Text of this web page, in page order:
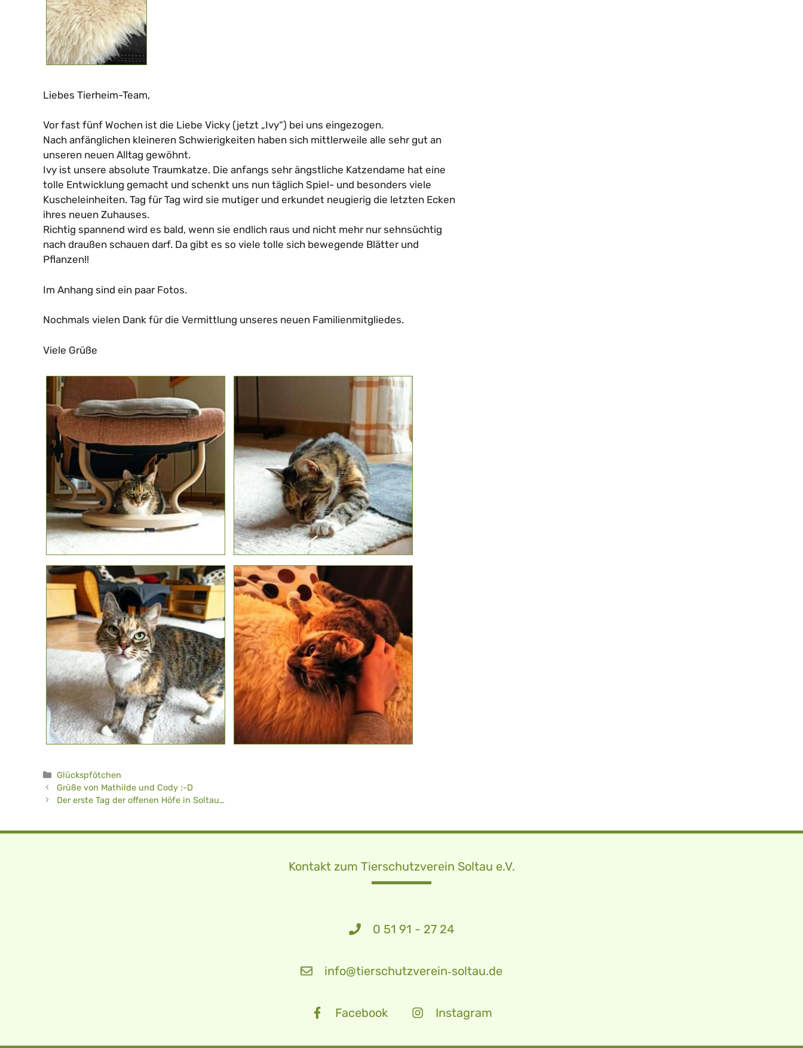
Liebes Tierheim-Team,
Vor fast fünf Wochen ist die Liebe Vicky (jetzt „Ivy“) bei uns eingezogen.
Nach anfänglichen kleineren Schwierigkeiten haben sich mittlerweile alle sehr gut an
unseren neuen Alltag gewöhnt.
Ivy ist unsere absolute Traumkatze. Die anfangs sehr ängstliche Katzendame hat eine
tolle Entwicklung gemacht und schenkt uns nun täglich Spiel- und besonders viele
Kuscheleinheiten. Tag für Tag wird sie mutiger und erkundet neugierig die letzten Ecken
ihres neuen Zuhauses.
Richtig spannend wird es bald, wenn sie endlich raus und nicht mehr nur sehnsüchtig
nach draußen schauen darf. Da gibt es so viele tolle sich bewegende Blätter und
Pflanzen!!
Im Anhang sind ein paar Fotos.
Nochmals vielen Dank für die Vermittlung unseres neuen Familienmitgliedes.
Viele Grüße
Kategorien
Glückspfötchen
Grüße von Mathilde und Cody :-D
Der erste Tag der offenen Höfe in Soltau…
Kontakt zum Tierschutzverein Soltau e.V.
0 51 91 - 27 24
info@tierschutzverein‑soltau.de
Facebook Instagram